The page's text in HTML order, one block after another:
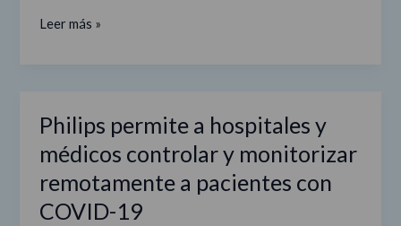
Sacyr
Leer más »
Philips permite a hospitales y
médicos controlar y monitorizar
remotamente a pacientes con
COVID-19
Philips
permite
a
hospitales
y